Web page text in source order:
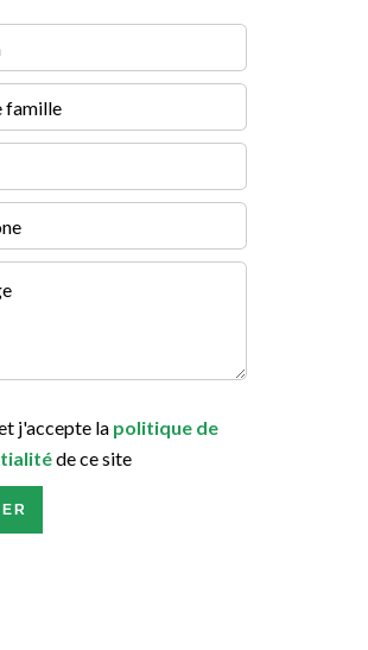
et j'accepte la politique de
de ce site